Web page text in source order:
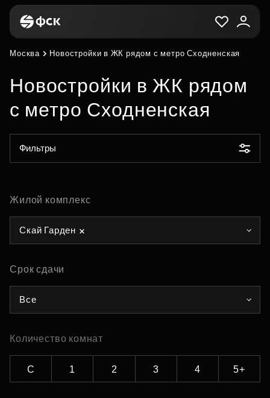
Москва Новостройки в ЖК рядом с метро Сходненская
Новостройки в ЖК рядом
с метро Сходненская
Фильтры
Жилой комплекс
Скай Гарден
Срок сдачи
Все
Количество комнат
С 1 2 3 4 5+